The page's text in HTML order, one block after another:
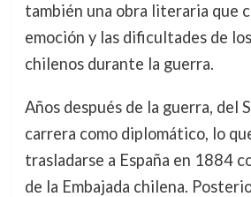
también una obra literaria que
emoción y las dificultades de
chilenos durante la guerra.
Años después de la guerra, del
carrera como diplomático, lo
trasladarse a España en 1884
de la Embajada chilena.